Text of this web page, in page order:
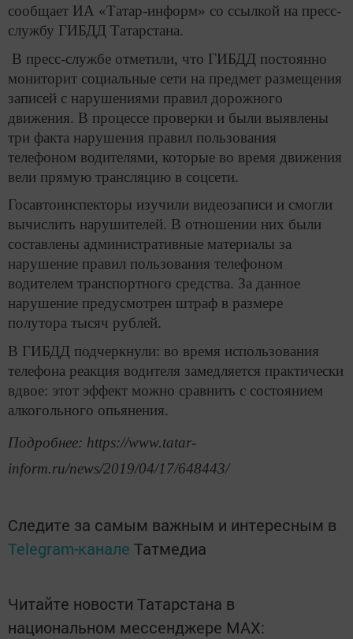
сообщает ИА «Татар-информ» со ссылкой на пресс-
службу ГИБДД Татарстана.
В пресс-службе отметили, что ГИБДД постоянно
мониторит социальные сети на предмет размещения
записей с нарушениями правил дорожного
движения. В процессе проверки и были выявлены
три факта нарушения правил пользования
телефоном водителями, которые во время движения
вели прямую трансляцию в соцсети.
Госавтоинспекторы изучили видеозаписи и смогли
вычислить нарушителей. В отношении них были
составлены административные материалы за
нарушение правил пользования телефоном
водителем транспортного средства. За данное
нарушение предусмотрен штраф в размере
полутора тысяч рублей.
В ГИБДД подчеркнули: во время использования
телефона реакция водителя замедляется практически
вдвое: этот эффект можно сравнить с состоянием
алкогольного опьянения.
Подробнее: https://www.tatar-
inform.ru/news/2019/04/17/648443/
Следите за самым важным и интересным в
Telegram-канале Татмедиа
Читайте новости Татарстана в
национальном мессенджере MАХ: